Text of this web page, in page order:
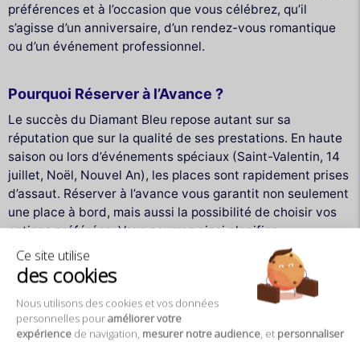
Ce site utilise
des cookies
Nous utilisons des cookies et vos données
personnelles pouraméliorer votre
expérience de navigation, mesurer notre audience, et personnaliser
préférences et à l’occasion que vous célébrez, qu’il
s’agisse d’un anniversaire, d’un rendez-vous romantique
ou d’un événement professionnel.
Pourquoi Réserver à l’Avance ?
Le succès du Diamant Bleu repose autant sur sa
réputation que sur la qualité de ses prestations. En haute
saison ou lors d’événements spéciaux (Saint-Valentin, 14
juillet, Noël, Nouvel An), les places sont rapidement prises
d’assaut. Réserver à l’avance vous garantit non seulement
une place à bord, mais aussi la possibilité de choisir vos
options préférées. Vous pourrez ainsi planifier
sereinement votre soirée sans stress ni imprévu.
La réservation se fait facilement en ligne, avec un
paiement sécurisé, ou par téléphone via le service client
dédié. Les conditions sont clairement affichées, et